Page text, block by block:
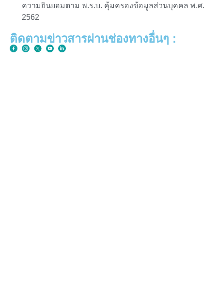
ความยินยอมตาม พ.ร.บ. คุ้มครองข้อมูลส่วนบุคคล พ.ศ.
2562
ติดตามข่าวสารผ่านช่องทางอื่นๆ :